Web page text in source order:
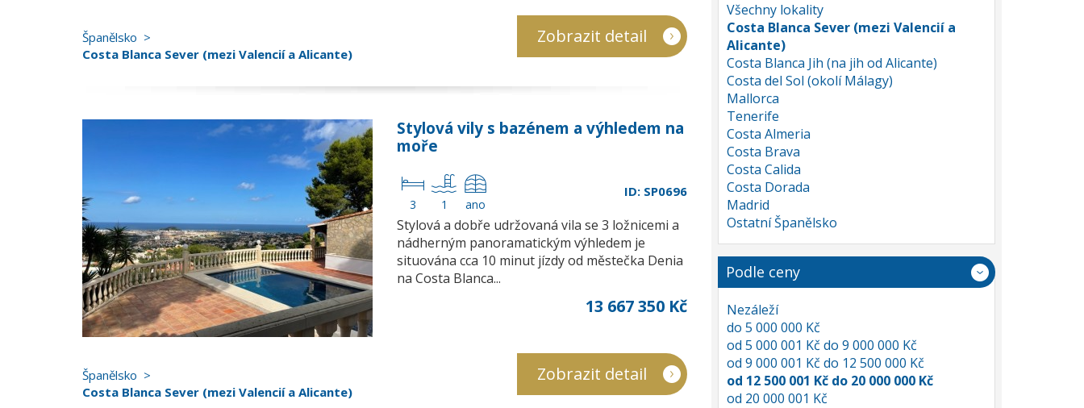
Španělsko
Costa Blanca Sever (mezi Valencií a Alicante)
Zobrazit detail
Stylová vily s bazénem a výhledem na
moře
3 1 ano
ID: SP0696
Stylová a dobře udržovaná vila se 3 ložnicemi a
nádherným panoramatickým výhledem je
situována cca 10 minut jízdy od městečka Denia
na Costa Blanca...
13 667 350 Kč
Španělsko
Costa Blanca Sever (mezi Valencií a Alicante)
Zobrazit detail
Všechny lokality
Costa Blanca Sever (mezi Valencií a
Alicante)
Costa Blanca Jih (na jih od Alicante)
Costa del Sol (okolí Málagy)
Mallorca
Tenerife
Costa Almeria
Costa Brava
Costa Calida
Costa Dorada
Madrid
Ostatní Španělsko
Podle ceny
Nezáleží
do 5 000 000 Kč
od 5 000 001 Kč do 9 000 000 Kč
od 9 000 001 Kč do 12 500 000 Kč
od 12 500 001 Kč do 20 000 000 Kč
od 20 000 001 Kč